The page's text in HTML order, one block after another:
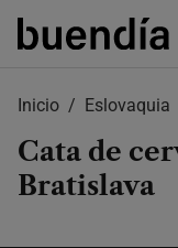
Skip
Inicio Eslovaquia
Cata de
Bratislava